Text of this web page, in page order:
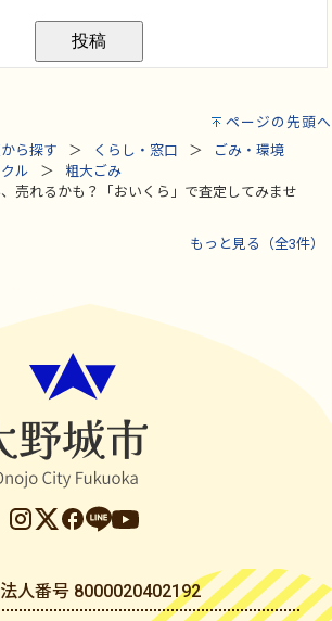
ページの先頭へ
ら探す くらし・窓口
ごみ・環境
ル
粗大ごみ
売れるかも？「おいくら」で査定してみませ
もっと見る（全3件）
法人番号 8000020402192